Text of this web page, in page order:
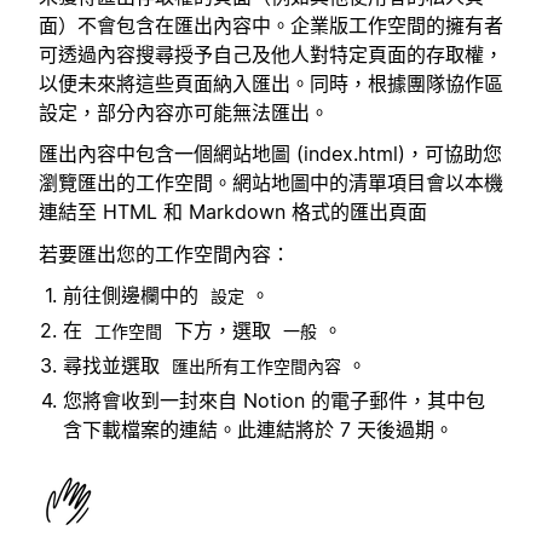
面）不會包含在匯出內容中。企業版工作空間的擁有者
可透過內容搜尋授予自己及他人對特定頁面的存取權，
以便未來將這些頁面納入匯出。同時，根據團隊協作區
設定，部分內容亦可能無法匯出。
匯出內容中包含一個網站地圖 (index.html)，可協助您
瀏覽匯出的工作空間。網站地圖中的清單項目會以本機
連結至 HTML 和 Markdown 格式的匯出頁面
若要匯出您的工作空間內容：
前往側邊欄中的
設定
。
在
工作空間 下方，選取 一般 。
尋找並選取
匯出所有工作空間內容 。
您將會收到一封來自 Notion 的電子郵件，其中包
含下載檔案的連結。此連結將於 7 天後過期。